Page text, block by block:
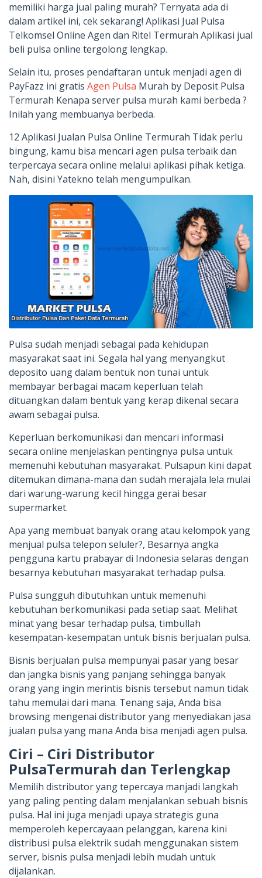
memiliki harga jual paling murah? Ternyata ada di
dalam artikel ini, cek sekarang! Aplikasi Jual Pulsa
Telkomsel Online Agen dan Ritel Termurah Aplikasi jual
beli pulsa online tergolong lengkap.
Selain itu, proses pendaftaran untuk menjadi agen di
PayFazz ini gratis Agen Pulsa Murah by Deposit Pulsa
Termurah Kenapa server pulsa murah kami berbeda ?
Inilah yang membuanya berbeda.
12 Aplikasi Jualan Pulsa Online Termurah Tidak perlu
bingung, kamu bisa mencari agen pulsa terbaik dan
terpercaya secara online melalui aplikasi pihak ketiga.
Nah, disini Yatekno telah mengumpulkan.
Pulsa sudah menjadi sebagai pada kehidupan
masyarakat saat ini. Segala hal yang menyangkut
deposito uang dalam bentuk non tunai untuk
membayar berbagai macam keperluan telah
dituangkan dalam bentuk yang kerap dikenal secara
awam sebagai pulsa.
Keperluan berkomunikasi dan mencari informasi
secara online menjelaskan pentingnya pulsa untuk
memenuhi kebutuhan masyarakat. Pulsapun kini dapat
ditemukan dimana-mana dan sudah merajala lela mulai
dari warung-warung kecil hingga gerai besar
supermarket.
Apa yang membuat banyak orang atau kelompok yang
menjual pulsa telepon seluler?, Besarnya angka
pengguna kartu prabayar di Indonesia selaras dengan
besarnya kebutuhan masyarakat terhadap pulsa.
Pulsa sungguh dibutuhkan untuk memenuhi
kebutuhan berkomunikasi pada setiap saat. Melihat
minat yang besar terhadap pulsa, timbullah
kesempatan-kesempatan untuk bisnis berjualan pulsa.
Bisnis berjualan pulsa mempunyai pasar yang besar
dan jangka bisnis yang panjang sehingga banyak
orang yang ingin merintis bisnis tersebut namun tidak
tahu memulai dari mana. Tenang saja, Anda bisa
browsing mengenai distributor yang menyediakan jasa
jualan pulsa yang mana Anda bisa menjadi agen pulsa.
Ciri – Ciri Distributor
PulsaTermurah dan Terlengkap
Memilih distributor yang tepercaya manjadi langkah
yang paling penting dalam menjalankan sebuah bisnis
pulsa. Hal ini juga menjadi upaya strategis guna
memperoleh kepercayaan pelanggan, karena kini
distribusi pulsa elektrik sudah menggunakan sistem
server, bisnis pulsa menjadi lebih mudah untuk
dijalankan.